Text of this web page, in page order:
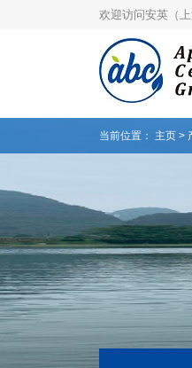
欢迎访问安英（
当前位置： 主页 >